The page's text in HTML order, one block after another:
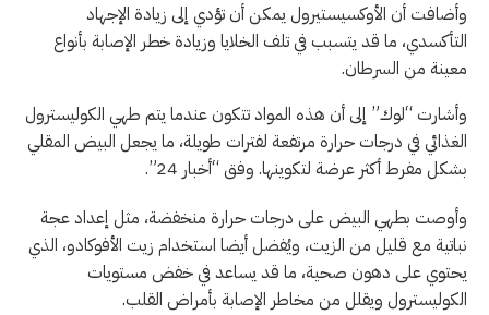
وأضافت أن الأوكسيستيرول يمكن أن تؤدي إلى زيادة الإجهاد
التأكسدي، ما قد يتسبب في تلف الخلايا وزيادة خطر الإصابة بأنواع
معينة من السرطان.
وأشارت “لوك” إلى أن هذه المواد تتكون عندما يتم طهي الكوليسترول
الغذائي في درجات حرارة مرتفعة لفترات طويلة، ما يجعل البيض المقلي
بشكل مفرط أكثر عرضة لتكوينها. وفق “أخبار 24”.
وأوصت بطهي البيض على درجات حرارة منخفضة، مثل إعداد عجة
نباتية مع قليل من الزيت، ويُفضل أيضا استخدام زيت الأفوكادو، الذي
يحتوي على دهون صحية، ما قد يساعد في خفض مستويات
الكوليسترول ويقلل من مخاطر الإصابة بأمراض القلب.